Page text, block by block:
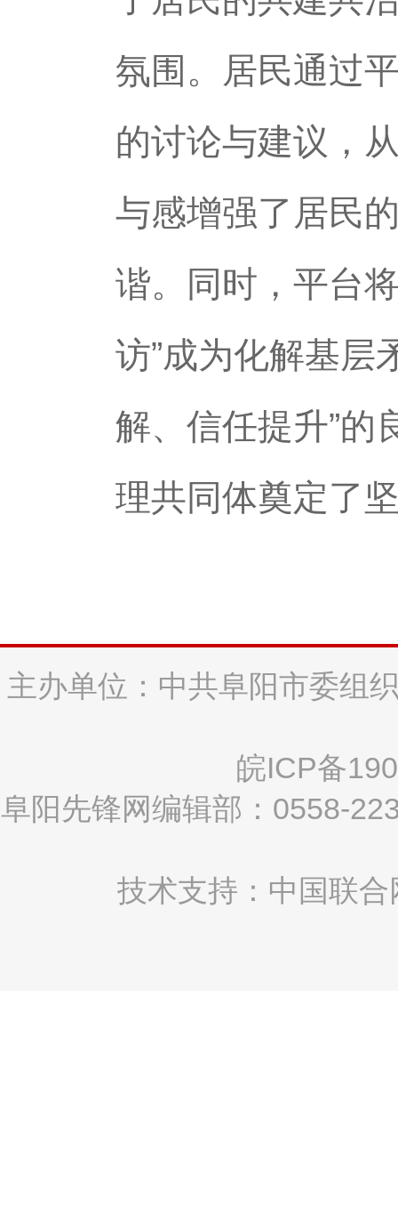
氛围。居民通过
的讨论与建议，
与感增强了居民
谐。同时，平台
访”成为化解基层
解、信任提升”的
理共同体奠定了
主办单位：中共阜阳市委组
皖ICP备
阜阳先锋网编辑部：0558-
技术支持：中国联